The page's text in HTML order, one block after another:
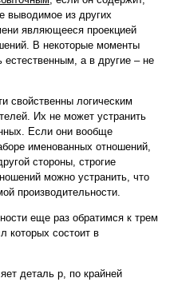
выводимое из других
являющееся проекцией
В некоторые моменты
а в другие – не
свойственны логическим
Их не может устранить
Если они вообще
именованных отношений,
стороны, строгие
можно устранить, что
производительности.
еще раз обратимся к трем
которых состоит в
деталь p, по крайней